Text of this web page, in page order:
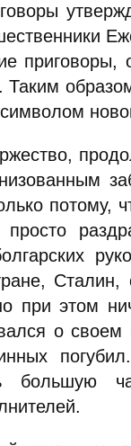
приговоры,
потому,
Сталин,
при этом
о
большую